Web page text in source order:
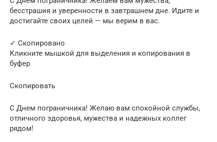
бесстрашия и уверенности в завтрашнем дне. Идите и
достигайте своих целей — мы верим в вас.
✓ Скопировано
Кликните мышкой для выделения и копирования в
буфер
Скопировать
С Днем пограничника! Желаю вам спокойной службы,
отличного здоровья, мужества и надежных коллег
рядом!